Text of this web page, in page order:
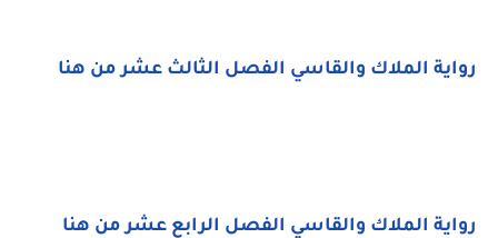
رواية الملاك والقاسي الفصل الثالث عشر من هنا
رواية الملاك والقاسي الفصل الرابع عشر من هنا